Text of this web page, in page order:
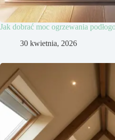
Jak dobrać moc ogrzewania
30 kwietnia, 2026